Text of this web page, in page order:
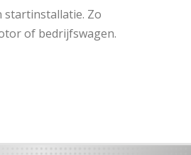
startinstallatie. Zo
of bedrijfswagen.